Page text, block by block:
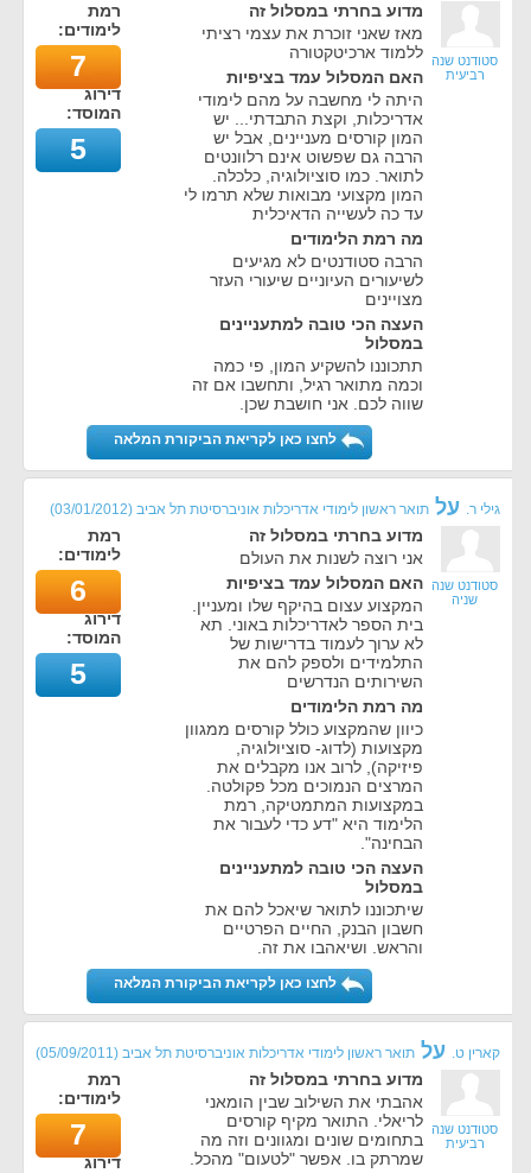
סטודנט שנה
רביעית
מדוע בחרתי במסלול זה
מאז שאני זוכרת את עצמי רציתי
ללמוד ארכיטקטורה
האם המסלול עמד בציפיות
היתה לי מחשבה על מהם לימודי
אדריכלות, וקצת התבדתי... יש
המון קורסים מעניינים, אבל יש
הרבה גם שפשוט אינם רלוונטים
לתואר. כמו סוציולוגיה, כלכלה.
המון מקצועי מבואות שלא תרמו לי
עד כה לעשייה הדאיכלית
מה רמת הלימודים
הרבה סטודנטים לא מגיעים
לשיעורים העיוניים שיעורי העזר
מצויינים
העצה הכי טובה למתעניינים
במסלול
תתכוננו להשקיע המון, פי כמה
וכמה מתואר רגיל, ותחשבו אם זה
שווה לכם. אני חושבת שכן.
רמת
לימודים:
7
דירוג
המוסד:
5
לחצו כאן לקריאת הביקורת המלאה
גילי ר. על תואר ראשון לימודי אדריכלות אוניברסיטת תל אביב (
03/01/2012
)
סטודנט שנה
שניה
מדוע בחרתי במסלול זה
אני רוצה לשנות את העולם
האם המסלול עמד בציפיות
המקצוע עצום בהיקף שלו ומעניין.
בית הספר לאדריכלות באוני. תא
לא ערוך לעמוד בדרישות של
התלמידים ולספק להם את
השירותים הנדרשים
מה רמת הלימודים
כיוון שהמקצוע כולל קורסים ממגוון
מקצועות (לדוג- סוציולוגיה,
פיזיקה), לרוב אנו מקבלים את
המרצים הנמוכים מכל פקולטה.
במקצועות המתמטיקה, רמת
הלימוד היא "דע כדי לעבור את
הבחינה".
העצה הכי טובה למתעניינים
במסלול
שיתכוננו לתואר שיאכל להם את
חשבון הבנק, החיים הפרטיים
והראש. ושיאהבו את זה.
רמת
לימודים:
6
דירוג
המוסד:
5
לחצו כאן לקריאת הביקורת המלאה
קארין ט. על תואר ראשון לימודי אדריכלות אוניברסיטת תל אביב (
05/09/2011
)
סטודנט שנה
רביעית
מדוע בחרתי במסלול זה
אהבתי את השילוב שבין הומאני
לריאלי. התואר מקיף קורסים
בתחומים שונים ומגוונים וזה מה
שמרתק בו. אפשר "לטעום" מהכל.
רמת
לימודים:
7
דירוג